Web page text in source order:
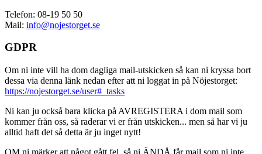
Telefon: 08-19 50 50
Mail: info@nojestorget.se
GDPR
Om ni inte vill ha dom dagliga mail-utskicken så kan ni kryssa bort
dessa via denna länk nedan efter att ni loggat in på Nöjestorget:
https://nojestorget.se/user#_tasks
Ni kan ju också bara klicka på AVREGISTERA i dom mail som
kommer från oss, så raderar vi er från utskicken... men så har vi ju
alltid haft det så detta är ju inget nytt!
OM ni märker att något gått fel, så ni ÄNDÅ får mail som ni inte